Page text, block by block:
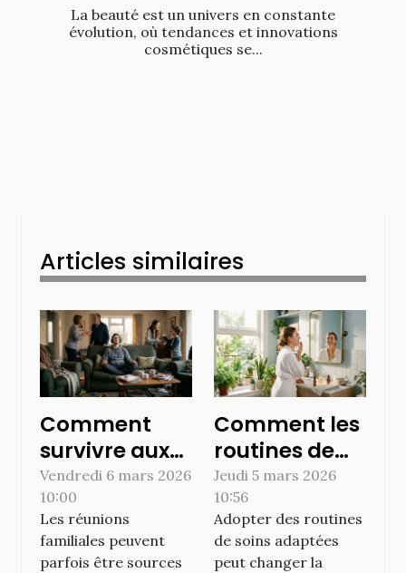
La beauté est un univers en constante
évolution, où tendances et innovations
cosmétiques se...
Articles similaires
Comment
survivre aux
réunions
familiales
sans stress ?
Vendredi 6 mars 2026
10:00
Les réunions
familiales peuvent
parfois être sources
Comment les
routines de
soins peuvent
transformer
votre
quotidien ?
Jeudi 5 mars 2026
10:56
Adopter des routines
de soins adaptées
peut changer la